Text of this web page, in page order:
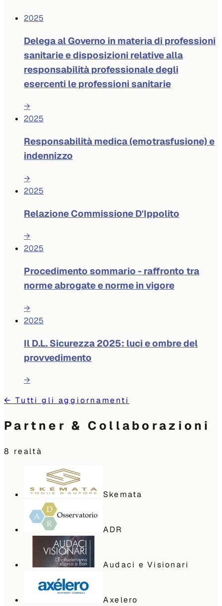
2025
Delega al Governo in materia di professioni
sanitarie e disposizioni relative alla
responsabilità professionale degli
esercenti le professioni sanitarie
→
2025
Responsabilità medica (emotrasfusione) e
indennizzo
→
2025
Relazione Commissione D'Ippolito
→
2025
Procedimento sommario - raffronto tra
norme abrogate e norme in vigore
→
2025
Il D.L. Sicurezza 2025: luci e ombre del
provvedimento
→
← Tutti gli aggiornamenti
Partner & Collaborazioni
8 realtà
Skemata
ADR
Audaci e Visionari
Axelero